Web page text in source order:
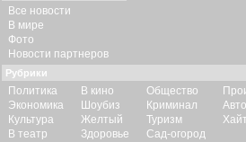
Все новости
В мире
Фото
Новости партнеров
Рубрики
Политика
Экономика
Культура
В театр
В кино
Шоубиз
Желтый
Здоровье
Общество
Криминал
Туризм
Сад-огород
Авто